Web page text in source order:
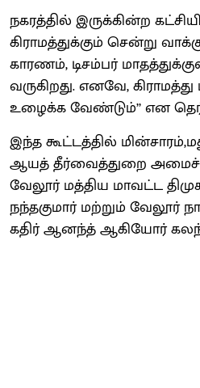
நகரத்தில் இருக்கின்ற
கிராமத்துக்கும் சென்று
காரணம், டிசம்பர்
வருகிறது. எனவே,
உழைக்க வேண்டும்’’ என
இந்த கூட்டத்தில்
ஆயத் தீர்வைத்துறை
வேலூர் மத்திய மாவட்ட
நந்தகுமார் மற்றும் வேலூர்
கதிர் ஆனந்த் ஆகியோர்